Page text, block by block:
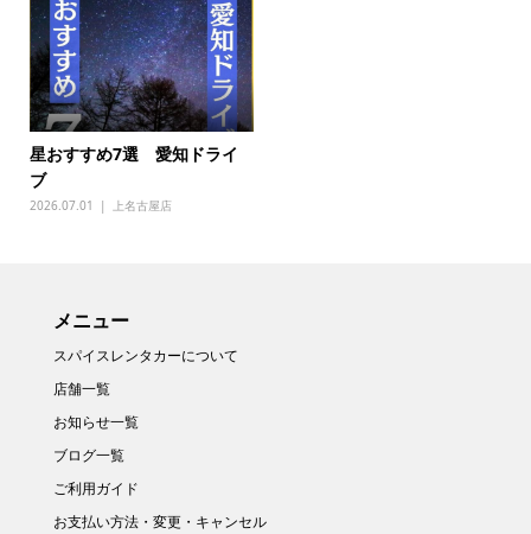
星おすすめ7選 愛知ドライ
ブ
2026.07.01 上名古屋店
メニュー
スパイスレンタカーについて
店舗一覧
お知らせ一覧
ブログ一覧
ご利用ガイド
お支払い方法・変更・キャンセル